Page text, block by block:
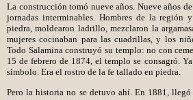
La construcción tomó nueve años. Nueve años
jornadas interminables. Hombres de la región
piedra, moldearon ladrillo, mezclaron la
mujeres cocinaban para las cuadrillas, y los
Todo Salamina construyó su templo: no con
15 de febrero de 1874, el templo se consagró.
símbolo. Era el rostro de la fe tallado en piedra.
Pero la historia no se detuvo ahí. En 1881, llegó